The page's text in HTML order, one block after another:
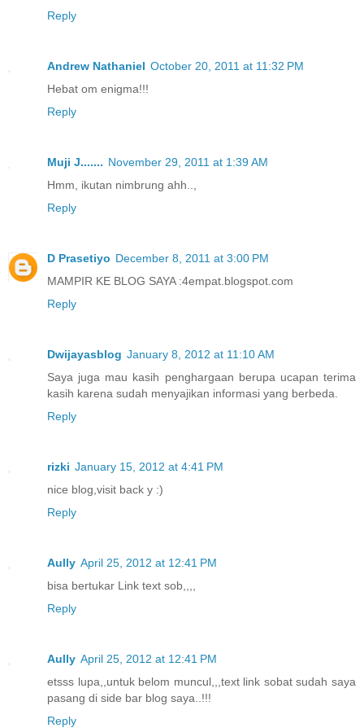
Reply
Andrew Nathaniel October 20, 2011 at 11:32 PM
Hebat om enigma!!!
Reply
Muji J....... November 29, 2011 at 1:39 AM
Hmm, ikutan nimbrung ahh..,
Reply
D Prasetiyo December 8, 2011 at 3:00 PM
MAMPIR KE BLOG SAYA :4empat.blogspot.com
Reply
Dwijayasblog January 8, 2012 at 11:10 AM
Saya juga mau kasih penghargaan berupa ucapan terima
kasih karena sudah menyajikan informasi yang berbeda.
Reply
rizki January 15, 2012 at 4:41 PM
nice blog,visit back y :)
Reply
Aully April 25, 2012 at 12:41 PM
bisa bertukar Link text sob,,,,
Reply
Aully April 25, 2012 at 12:41 PM
etsss lupa,,untuk belom muncul,,,text link sobat sudah saya
pasang di side bar blog saya..!!!
Reply